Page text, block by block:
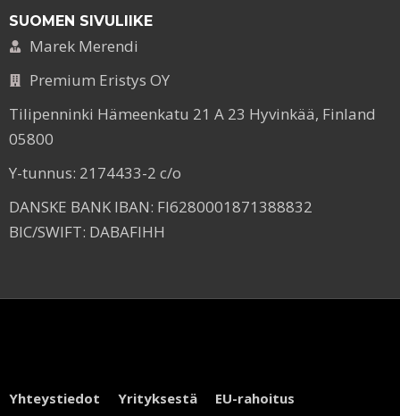
SUOMEN SIVULIIKE
Marek Merendi
Premium Eristys OY
Tilipenninki Hämeenkatu 21 A 23 Hyvinkää, Finland
05800
Y-tunnus: 2174433-2 c/o
DANSKE BANK IBAN: FI6280001871388832
BIC/SWIFT: DABAFIHH
Yhteystiedot Yrityksestä EU-rahoitus